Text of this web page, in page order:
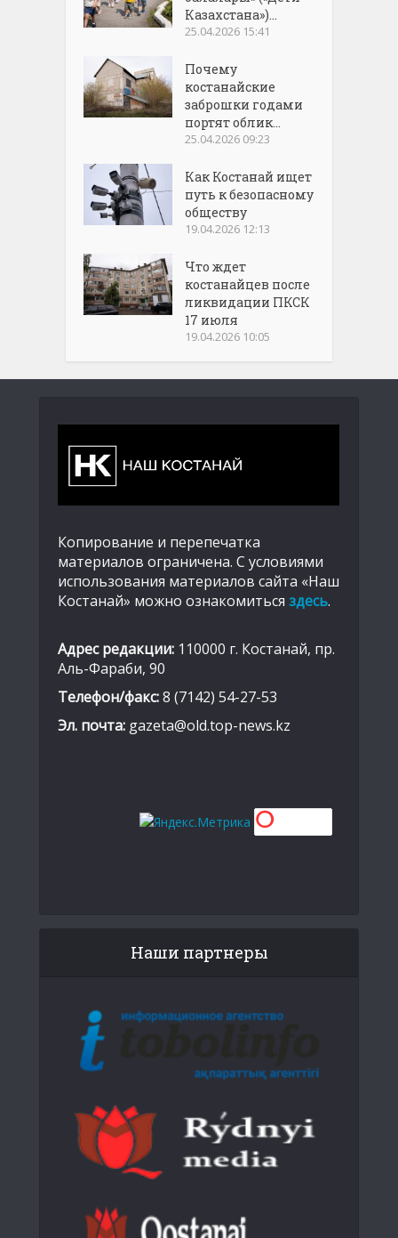
Казахстана»)...
25.04.2026 15:41
Почему
костанайские
заброшки годами
портят облик...
25.04.2026 09:23
Как Костанай ищет
путь к безопасному
обществу
19.04.2026 12:13
Что ждет
костанайцев после
ликвидации ПКСК
17 июля
19.04.2026 10:05
Копирование и перепечатка
материалов ограничена. С условиями
использования материалов сайта «Наш
Костанай» можно ознакомиться здесь.
Адрес редакции: 110000 г. Костанай, пр.
Аль-Фараби, 90
Телефон/факс:8 (7142) 54-27-53
Эл. почта: gazeta@old.top-news.kz
Наши партнеры